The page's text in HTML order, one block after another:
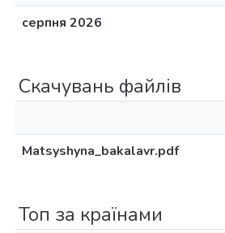
серпня 2026
Скачувань файлів
Matsyshyna_bakalavr.pdf
Топ за країнами